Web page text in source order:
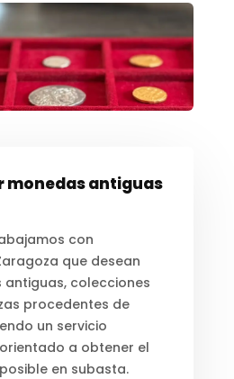
monedas antiguas
con
que desean
colecciones
procedentes de
un servicio
a obtener el
en subasta.